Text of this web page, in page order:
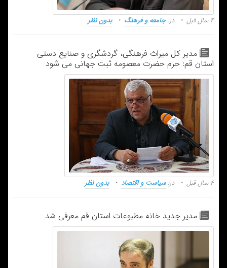
۴ سال قبل در:جامعه و فرهنگ بدون نظر
مدیر کل میراث فرهنگی، گردشگری و صنایع دستی
استان قم: حرم حضرت معصومه ثبت جهانی می شود
۴ سال قبل در:سیاست و اقتصاد بدون نظر
مدیر جدید خانه مطبوعات استان قم معرفی شد